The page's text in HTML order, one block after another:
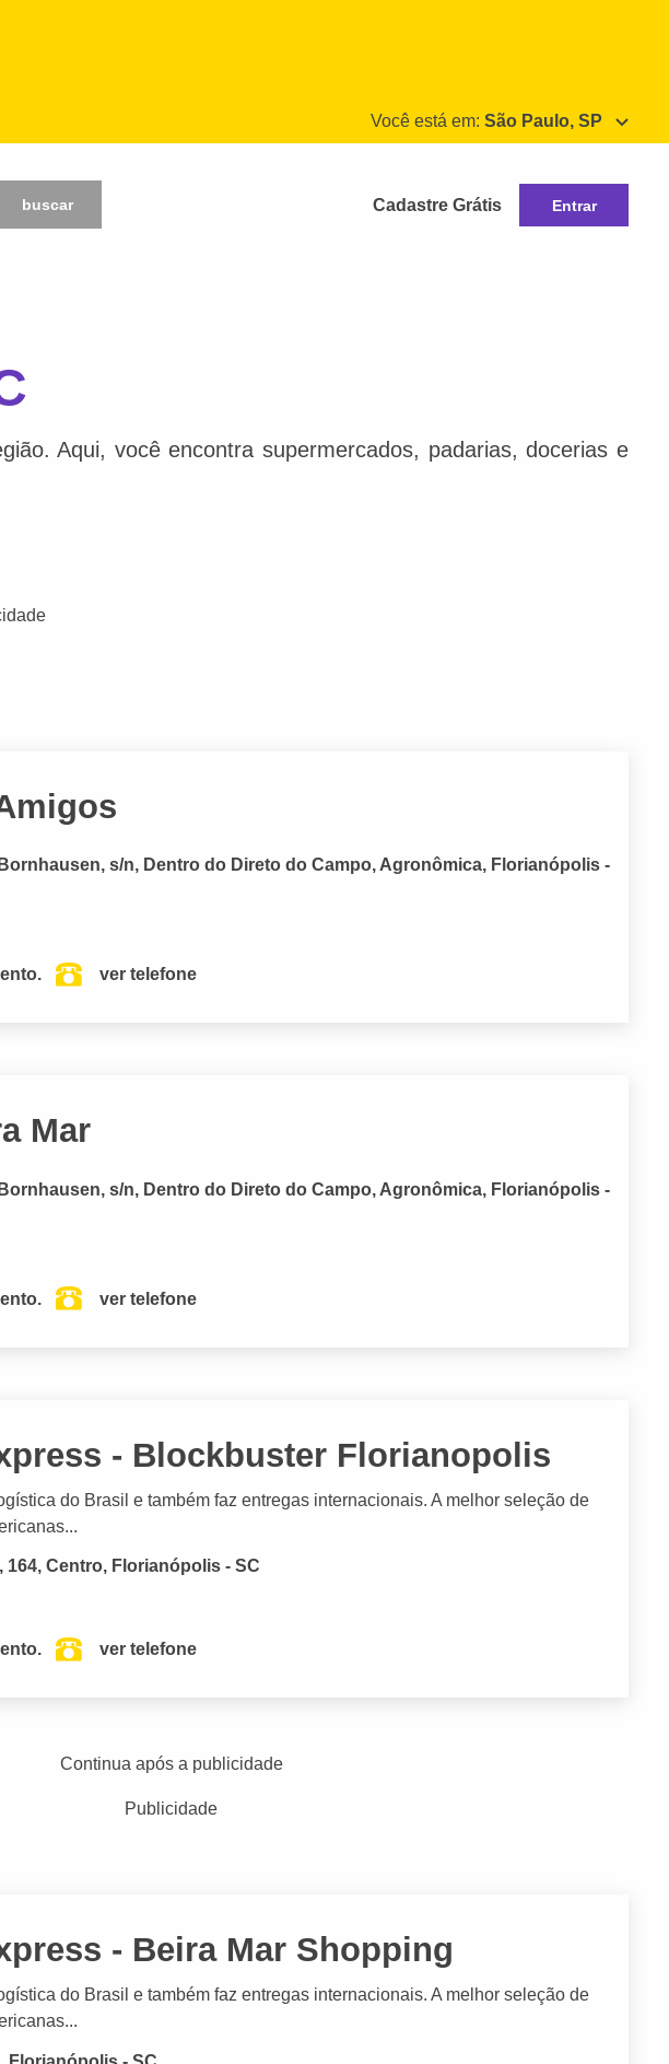
Você está em: São Paulo, SP
buscar
Cadastre Grátis Entrar
Aqui, você encontra supermercados, padarias, docerias e
s/n, Dentro do Direto do Campo, Agronômica, Florianópolis -
ver telefone
Mar
s/n, Dentro do Direto do Campo, Agronômica, Florianópolis -
ver telefone
- Blockbuster Florianopolis
do Brasil e também faz entregas internacionais. A melhor seleção de
164, Centro, Florianópolis - SC
ver telefone
Continua após a publicidade
Publicidade
- Beira Mar Shopping
do Brasil e também faz entregas internacionais. A melhor seleção de